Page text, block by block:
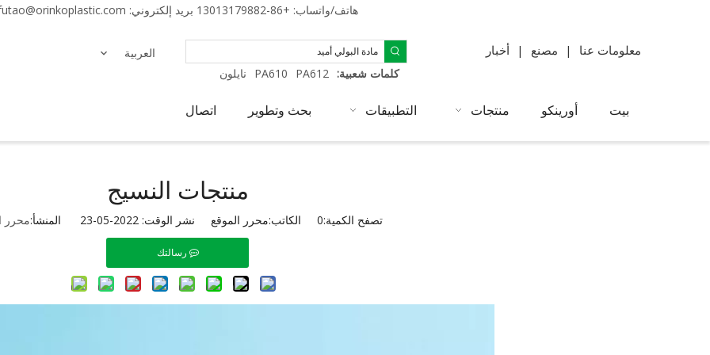
هاتف/واتساب: +86-13013179882 بريد إلكتروني:
معلومات عنا | مصنع | أخبار
كلمات شعبية: PA612
PA610 نايلون
العربية
بيت أورينكو منتجات التطبيقات بحث وتطوير اتصال
منتجات النسيج
تصفح الكمية:0 الكاتب:محرر الموقع نشر الوقت: 2022-05-23 المنشأ: محرر
رسالتك